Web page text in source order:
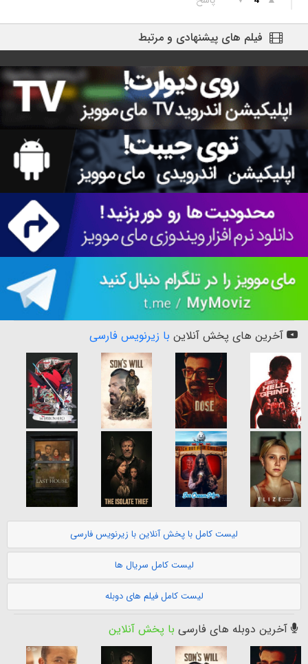
فیلم های پیشنهادی و مرتبط
آخرین های پخش آنلاین با زیرنویس فارسی
لیست کامل با پخش آنلاین با زیرنویس فارسی
لیست کامل سریال ها
لیست کامل فیلم های دوبله
آخرین دوبله های فارسی با پخش آنلاین